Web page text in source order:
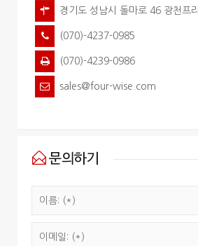
경기도 성남시 돌마로 46 광천프
(070)-4237-0985
(070)-4239-0986
sales@four-wise.com
문의하기